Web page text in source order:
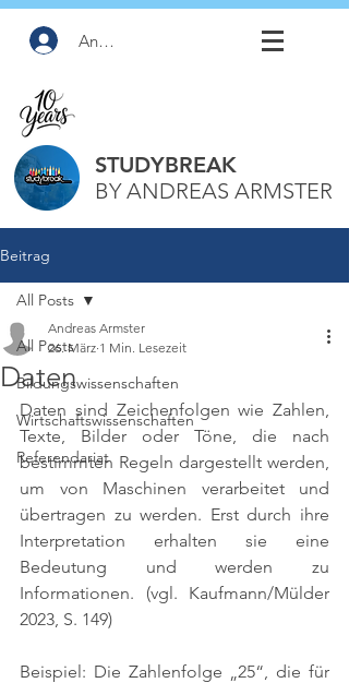
Anmelden
STUDYBREAK
BY ANDREAS ARMSTER
Beitrag
All Posts
Bildungswissenschaften
Wirtschaftswissenschaften
Referendariat
All Posts
Daten
Andreas Armster
26. März 1 Min. Lesezeit
Daten sind Zeichenfolgen wie Zahlen,
Texte, Bilder oder Töne, die nach
bestimmten Regeln dargestellt werden,
um von Maschinen verarbeitet und
übertragen zu werden. Erst durch ihre
Interpretation erhalten sie eine
Bedeutung und werden zu
Informationen. (vgl. Kaufmann/Mülder
2023, S. 149)
Beispiel: Die Zahlenfolge „25“, die für